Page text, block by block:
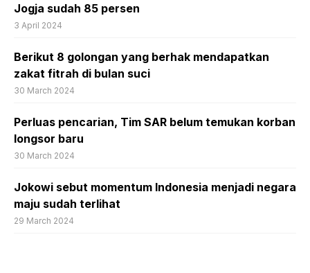
Jogja sudah 85 persen
3 April 2024
Berikut 8 golongan yang berhak mendapatkan
zakat fitrah di bulan suci
30 March 2024
Perluas pencarian, Tim SAR belum temukan korban
longsor baru
30 March 2024
Jokowi sebut momentum Indonesia menjadi negara
maju sudah terlihat
29 March 2024